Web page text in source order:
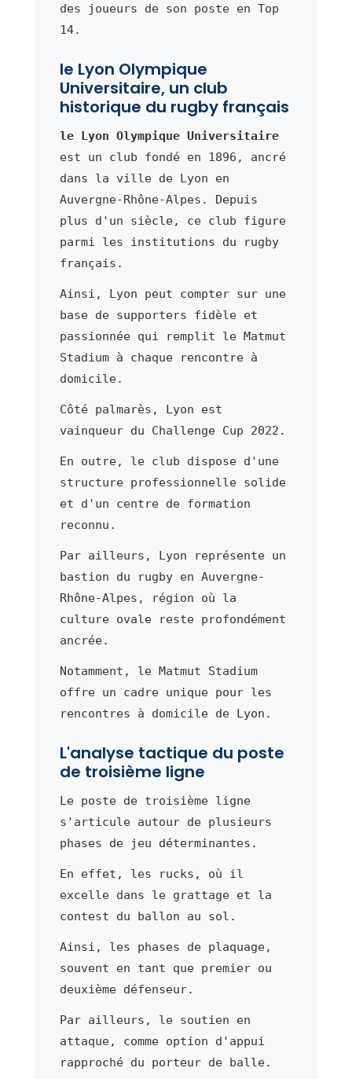
des joueurs de son poste en Top
14.
le Lyon Olympique
Universitaire, un club
historique du rugby français
le Lyon Olympique Universitaire
est un club fondé en 1896, ancré
dans la ville de Lyon en
Auvergne-Rhône-Alpes. Depuis
plus d'un siècle, ce club figure
parmi les institutions du rugby
français.
Ainsi, Lyon peut compter sur une
base de supporters fidèle et
passionnée qui remplit le Matmut
Stadium à chaque rencontre à
domicile.
Côté palmarès, Lyon est
vainqueur du Challenge Cup 2022.
En outre, le club dispose d'une
structure professionnelle solide
et d'un centre de formation
reconnu.
Par ailleurs, Lyon représente un
bastion du rugby en Auvergne-
Rhône-Alpes, région où la
culture ovale reste profondément
ancrée.
Notamment, le Matmut Stadium
offre un cadre unique pour les
rencontres à domicile de Lyon.
L'analyse tactique du poste
de troisième ligne
Le poste de troisième ligne
s'articule autour de plusieurs
phases de jeu déterminantes.
En effet, les rucks, où il
excelle dans le grattage et la
contest du ballon au sol.
Ainsi, les phases de plaquage,
souvent en tant que premier ou
deuxième défenseur.
Par ailleurs, le soutien en
attaque, comme option d'appui
rapproché du porteur de balle.